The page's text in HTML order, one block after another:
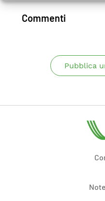
Commenti
Pubblica